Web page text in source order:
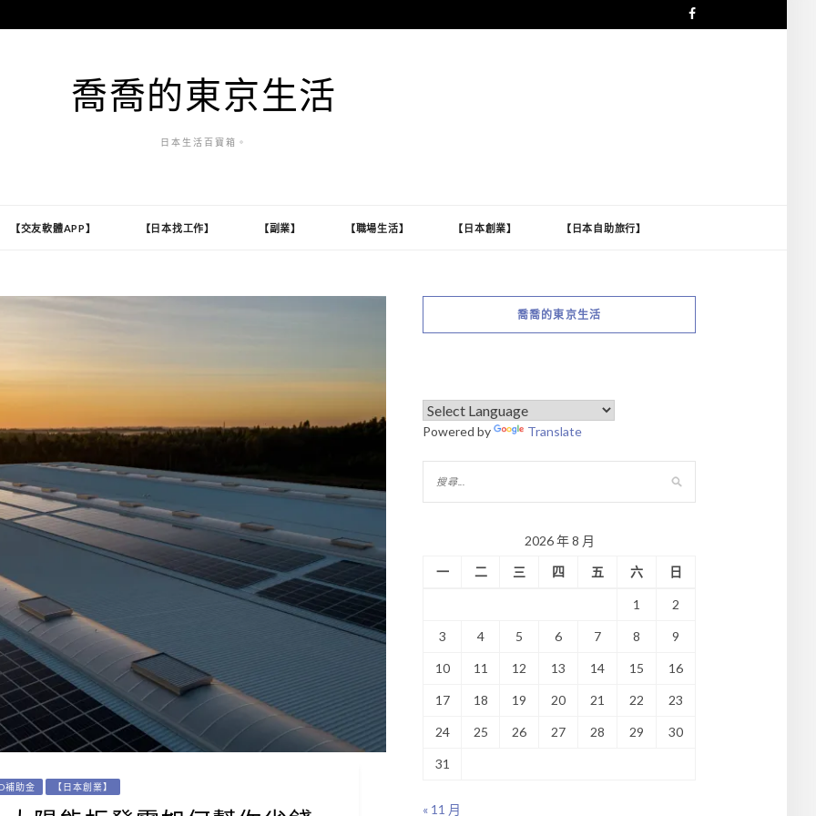
喬喬的東京生活
日本生活百寶箱。
【交友軟體APP】 【日本找工作】 【副業】 【職場生活】 【日本創業】 【日本自助旅行】
補助金 【日本創業】
喬喬的東京生活
Powered by Translate
2026 年 8 月
一
二 三 四 五 六 日
1 2
3 4 5 6 7 8 9
10 11 12 13 14 15 16
17 18 19 20 21 22 23
24 25 26 27 28 29 30
31
« 11 月